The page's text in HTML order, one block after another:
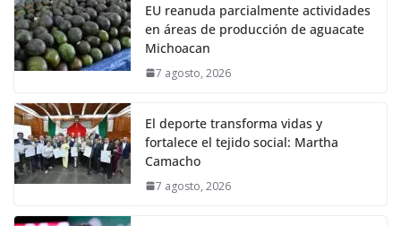
EU reanuda parcialmente actividades
en áreas de producción de aguacate
Michoacan
7 agosto, 2026
El deporte transforma vidas y
fortalece el tejido social: Martha
Camacho
7 agosto, 2026